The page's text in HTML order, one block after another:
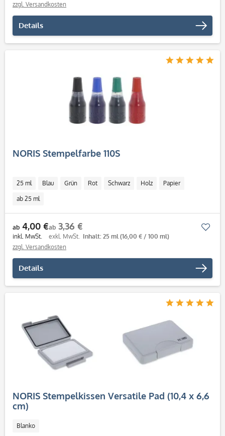
zzgl. Versandkosten
Details
NORIS Stempelfarbe 110S
25 ml Blau Grün Rot Schwarz Holz Papier
ab 25 ml
ab 4,00 €
inkl. MwSt.
ab 3,36 €
exkl. MwSt. Inhalt: 25 ml (16,00 € / 100 ml)
zzgl. Versandkosten
Details
NORIS Stempelkissen Versatile Pad (10,4 x 6,6
cm)
Blanko